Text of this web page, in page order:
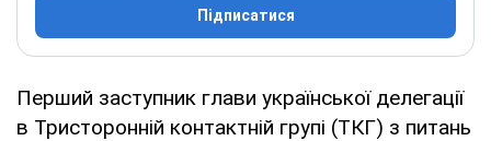
Підписатися
Перший заступник глави української делегації
в Тристоронній контактній групі (ТКГ) з питань